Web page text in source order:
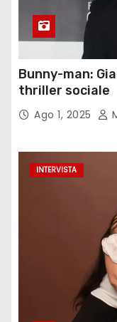
Bunny-man:
thriller sociale
Ago 1, 2025
INTERVISTA